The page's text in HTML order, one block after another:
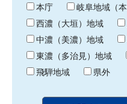
わ
り
本庁
岐阜地域（本
西濃（大垣）地域
中濃（美濃）地域
東濃（多治見）地域
飛騨地域
県外